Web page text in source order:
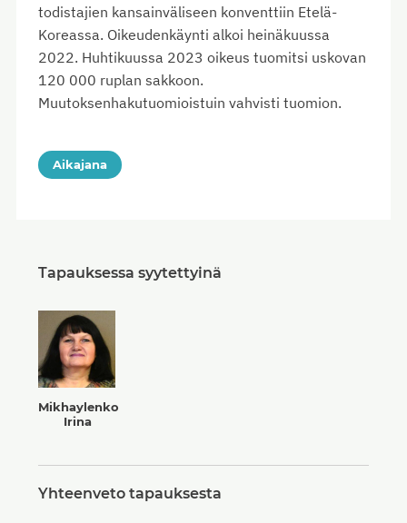
todistajien kansainväliseen konventtiin Etelä-
Koreassa. Oikeudenkäynti alkoi heinäkuussa
2022. Huhtikuussa 2023 oikeus tuomitsi uskovan
120 000 ruplan sakkoon.
Muutoksenhakutuomioistuin vahvisti tuomion.
Aikajana
Tapauksessa syytettyinä
Mikhaylenko
Irina
Yhteenveto tapauksesta